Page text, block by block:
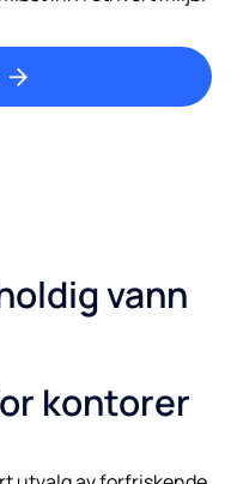
vann
kontorer